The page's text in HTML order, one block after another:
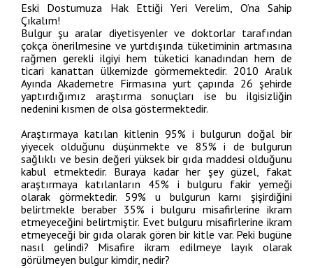
Eski Dostumuza Hak Ettiği Yeri Verelim, O’na Sahip
Çıkalım!
Bulgur şu aralar diyetisyenler ve doktorlar tarafından
çokça önerilmesine ve yurtdışında tüketiminin artmasına
rağmen gerekli ilgiyi hem tüketici kanadından hem de
ticari kanattan ülkemizde görmemektedir. 2010 Aralık
Ayında Akademetre Firmasına yurt çapında 26 şehirde
yaptırdığımız araştırma sonuçları ise bu ilgisizliğin
nedenini kısmen de olsa göstermektedir.
Araştırmaya katılan kitlenin 95% i bulgurun doğal bir
yiyecek olduğunu düşünmekte ve 85% i de bulgurun
sağlıklı ve besin değeri yüksek bir gıda maddesi olduğunu
kabul etmektedir. Buraya kadar her şey güzel, fakat
araştırmaya katılanların 45% i bulguru fakir yemeği
olarak görmektedir. 59% u bulgurun karnı şişirdiğini
belirtmekle beraber 35% i bulguru misafirlerine ikram
etmeyeceğini belirtmiştir. Evet bulguru misafirlerine ikram
etmeyeceği bir gıda olarak gören bir kitle var. Peki bugüne
nasıl gelindi? Misafire ikram edilmeye layık olarak
görülmeyen bulgur kimdir, nedir?